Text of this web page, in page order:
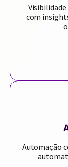
com
Automação